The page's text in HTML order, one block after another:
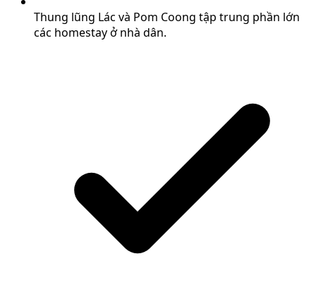
Thung lũng Lác và Pom Coong tập trung phần lớn
các homestay ở nhà dân.